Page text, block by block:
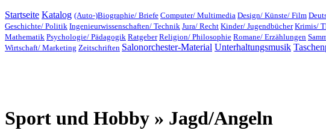
Startseite Katalog (Auto-)Biographie/ Briefe Computer/ Multimedia Design/ Künste/ Film
Geschichte/ Politik Ingenieurwissenschaften/ Technik Jura/ Recht Kinder/ Jugendbücher Krimis/
Mathematik Psychologie/ Pädagogik Ratgeber Religion/ Philosophie Romane/ Erzählungen
Wirtschaft/ Marketing Zeitschriften Salonorchester-Material Unterhaltungsmusik
Sport und Hobby » Jagd/Angeln